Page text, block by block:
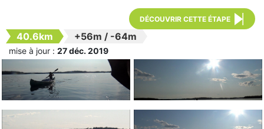
DÉCOUVRIR CETTE ÉTAPE
40.6km +56m / -64m
mise à jour : 27 déc. 2019